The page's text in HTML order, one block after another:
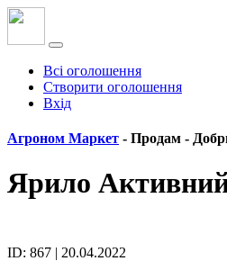
Всі оголошення
Створити оголошення
Вхід
Агроном Маркет - Продам -
Ярило
ID: 867 | 20.04.2022